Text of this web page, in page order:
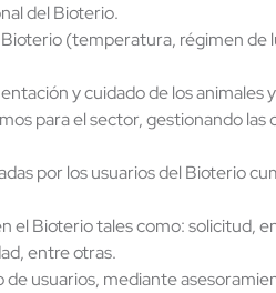
del Bioterio.
(temperatura, régimen
y cuidado de los
para el sector, gestionando
por los usuarios del Bioterio
el Bioterio tales como: solicitud,
entre otras.
usuarios, mediante